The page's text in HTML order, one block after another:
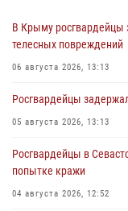
В Крыму росгвардейцы
телесных повреждений
06 августа 2026, 13:13
Росгвардейцы
05 августа 2026, 13:13
Росгвардейцы в
попытке кражи
04 августа 2026, 12:52